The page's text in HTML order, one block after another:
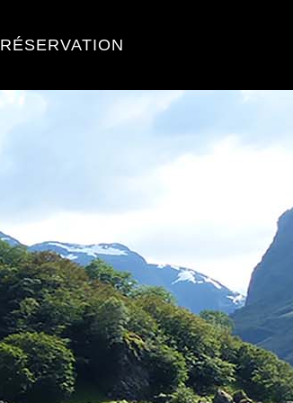
RÉSERVATION